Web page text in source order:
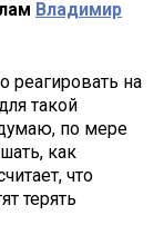
Владимир
реагировать на
такой
по мере
как
что
терять